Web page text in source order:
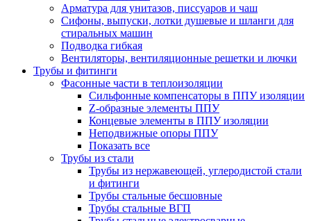
Арматура для унитазов, писсуаров и чаш
Сифоны, выпуски, лотки душевые и шланги для
стиральных машин
Подводка гибкая
Вентиляторы, вентиляционные решетки и лючки
Трубы и фитинги
Фасонные части в теплоизоляции
Cильфонные компенсаторы в ППУ изоляции
Z-образные элементы ППУ
Концевые элементы в ППУ изоляции
Неподвижные опоры ППУ
Показать все
Трубы из стали
Трубы из нержавеющей, углеродистой стали
и фитинги
Трубы стальные бесшовные
Трубы стальные ВГП